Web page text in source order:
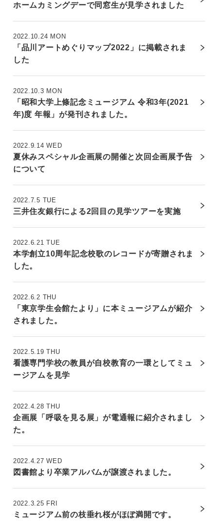
ホームカミングデーで同窓生が見学されました
2022.10.24 MON
「品川アートめぐりマップ2022」に掲載されま
した
2022.10.3 MON
「昭和大学上條記念ミュージアム 令和3年(2021
年)度 年報」が発刊されました。
2022.9.14 WED
夏休みスペシャル企画展の開催と次回企画展予告
について
2022.7.5 TUE
三井住友銀行による2回目の見学ツアーを実施
2022.6.21 TUE
本学創立10周年記念校歌のレコードが寄贈されま
した。
2022.6.2 THU
「東京学生会館たより」に本ミュージアムが紹介
されました。
2022.5.19 THU
看護専門学校の教員が自校教育の一環としてミュ
ージアムを見学
2022.4.28 THU
企画展「呼吸を見る展」が電通報に紹介されまし
た。
2022.4.27 WED
図書館より卒業アルバムが譲渡されました。
2022.3.25 FRI
ミュージアム前の枝垂れ桜がほぼ満開です。